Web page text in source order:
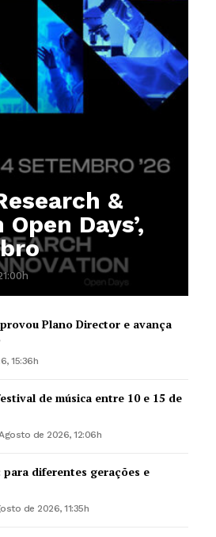
agora!
&
Days’,
Plano Director e avança
15:36h
de música entre 10 e 15 de
de 2026, 12:06h
diferentes gerações e
de 2026, 11:35h